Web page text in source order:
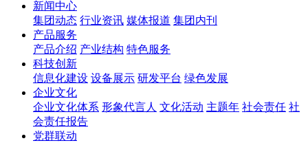
新闻中心
集团动态 行业资讯 媒体报道 集团内刊
产品服务
产品介绍 产业结构 特色服务
科技创新
信息化建设 设备展示 研发平台 绿色发展
企业文化
企业文化体系 形象代言人 文化活动 主题年 社会责任 社
会责任报告
党群联动